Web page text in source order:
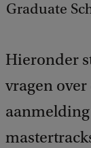
Graduate
Hieronder
vragen